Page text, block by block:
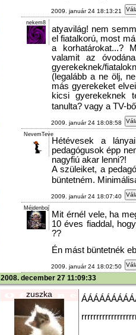
2009. január 24 18:13:21
nekem8
atyavilág! nem
el fiatalkorú, most
a korhatárokat...?
valamit az
gyerekeknek/
(legalább a ne ölj,
más gyerekeket
kicsi gyerekeknek
tanulta? vagy a TV-
2009. január 24 18:08:58
NevemTeve
Hétévesek a
pedagógusok épp
nagyfiú akar lenni?!
A szüleiket, a
büntetném.
2009. január 24 18:07:40
Méjdenboj
Mit érnél vele, ha
10 éves fiaddal,
??
Én mást büntetnék
2009. január 24 18:02:50
2008. december 27 11:09:33
zuszka